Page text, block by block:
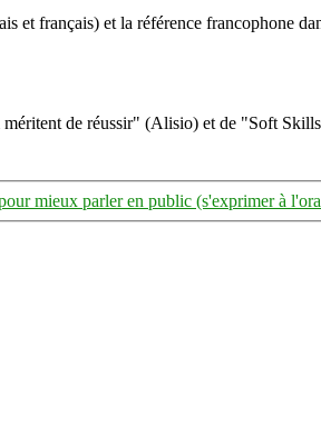
et français) et la référence francophone
de réussir" (Alisio) et de "Soft
mieux parler en public (s'exprimer à